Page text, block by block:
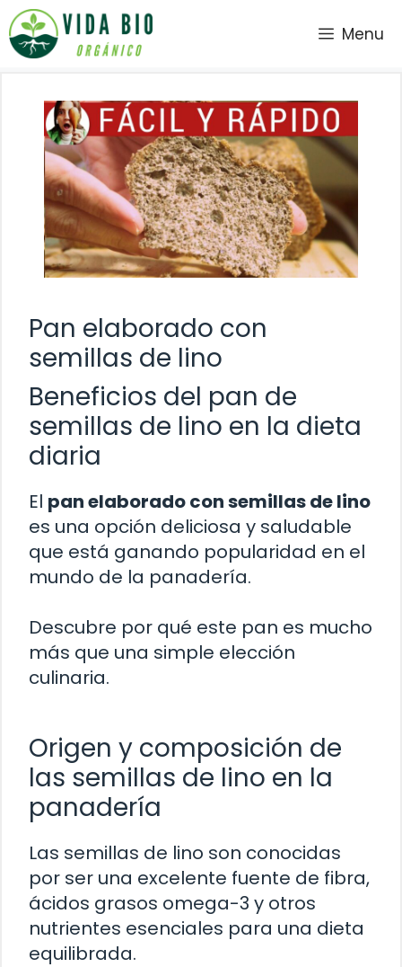
Saltar
al
contenido
Menu
Pan elaborado con
semillas de lino
Beneficios del pan de
semillas de lino en la dieta
diaria
El pan elaborado con semillas de lino
es una opción deliciosa y saludable
que está ganando popularidad en el
mundo de la panadería.
Descubre por qué este pan es mucho
más que una simple elección
culinaria.
Origen y composición de
las semillas de lino en la
panadería
Las semillas de lino son conocidas
por ser una excelente fuente de fibra,
ácidos grasos omega-3 y otros
nutrientes esenciales para una dieta
equilibrada.